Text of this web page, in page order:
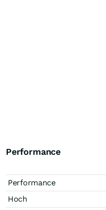
Performance
Performance
Hoch